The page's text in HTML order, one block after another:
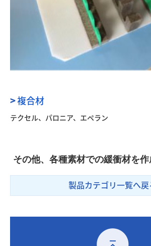
>複合材
テクセル、パロニア、エペラン
その他、各種素材での緩衝材を作
製品カテゴリ一覧へ戻